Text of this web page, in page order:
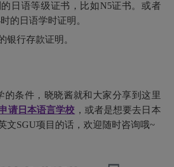
日语等级证书，比如N5证书。或者
的日语学时证明。
银行存款证明。
的条件，晓晓酱就和大家分享到这里
请日本语言学校 ，或者是想要去日本
文SGU项目的话，欢迎随时咨询哦~